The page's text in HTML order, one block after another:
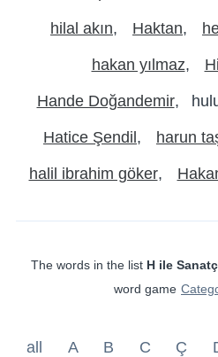
hilal akın Haktan
hakan yılmaz
Hande Doğandemir
Hatice Şendil harun
halil ibrahim göker
The words in the list H ile
word game
all A B C Ç